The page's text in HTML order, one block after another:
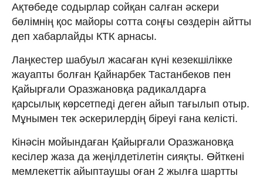
Ақтөбеде содырлар сойқан салған әскери
бөлімнің қос майоры сотта соңғы сөздерін айтты
деп хабарлайды КТК арнасы.
Лаңкестер шабуыл жасаған күні кезекшілікке
жауапты болған Қайнарбек Тастанбеков пен
Қайырғали Оразжановқа радикалдарға
қарсылық көрсетпеді деген айып тағылып отыр.
Мұнымен тек әскерилердің біреуі ғана келісті.
Кінәсін мойындаған Қайырғали Оразжановқа
кесілер жаза да жеңілдетілетін сияқты. Өйткені
мемлекеттік айыптаушы оған 2 жылға шартты